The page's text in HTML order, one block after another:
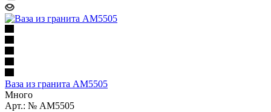
Ваза из гранита AM5505
Много
Арт.: № AM5505